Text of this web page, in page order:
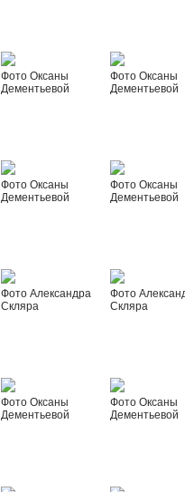
Фото Оксаны
Дементьевой
Фото Оксаны
Дементьевой
Фото Оксаны
Дементьевой
Фото Оксаны
Дементьевой
Фото Александра
Скляра
Фото
Скляра
Фото Оксаны
Дементьевой
Фото Оксаны
Дементьевой